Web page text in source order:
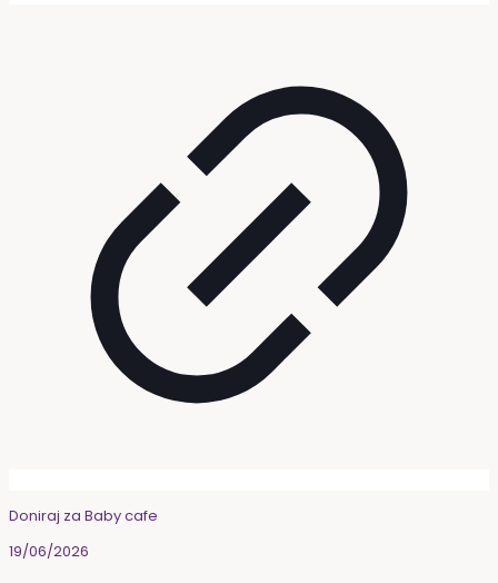
Doniraj za Baby cafe
19/06/2026